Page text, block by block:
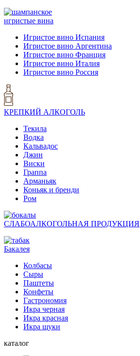
игристые вина
Игристое вино Испания
Игристое вино Аргентина
Игристое вино Франция
Игристое вино Италия
Игристое вино Россия
КРЕПКИЙ АЛКОГОЛЬ
Текила
Водка
Кальвадос
Джин
Виски
Граппа
Арманьяк
Коньяк и бренди
Ром
СЛАБОАЛКОГОЛЬНАЯ ПРОДУКЦИЯ
Бакалея
Колбасы
Сыры
Паштеты
Конфеты
Гастрономия
Икра черная
Икра красная
Икра щуки
каталог